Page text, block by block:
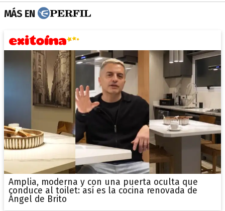
MÁS EN
Amplia, moderna y con una puerta oculta que
conduce al toilet: así es la cocina renovada de
Ángel de Brito